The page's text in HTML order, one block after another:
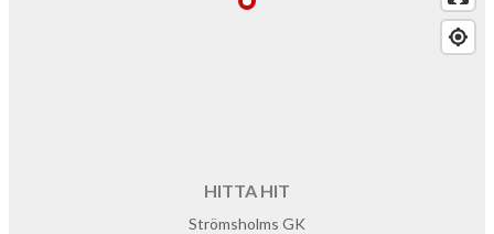
HITTA HIT
Strömsholms GK